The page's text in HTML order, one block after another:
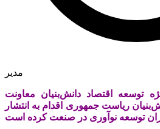
مدیر
توسعه اقتصاد دانش‌بنیان معاونت
ریاست جمهوری اقدام به انتشار